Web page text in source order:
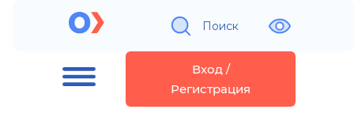
Поиск
Вход /
Регистрация